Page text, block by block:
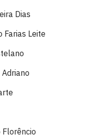
Dias
Farias Leite
Adriano
Florêncio